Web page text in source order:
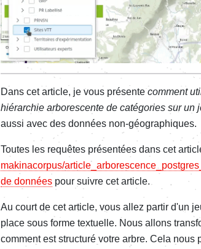
Dans cet article, je vous présentecomment
hiérarchie arborescente de catégories sur un
aussi avec des données non-géographiques.
Toutes les requêtes présentées dans cet
makinacorpus/
de données pour suivre cet article.
Au court de cet article, vous allez partir d'un
place sous forme textuelle. Nous allons
comment est structuré votre arbre. Cela